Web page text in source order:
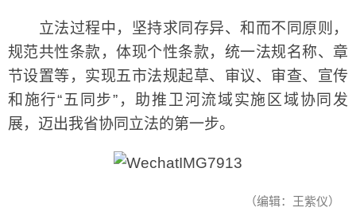
立法过程中，坚持求同存异、和而不同原则，
规范共性条款，体现个性条款，统一法规名称、章
节设置等，实现五市法规起草、审议、审查、宣传
和施行“五同步”，助推卫河流域实施区域协同发
展，迈出我省协同立法的第一步。
（编辑：王紫仪）